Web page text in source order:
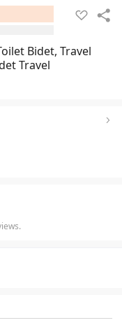
Bidet, Travel
Travel